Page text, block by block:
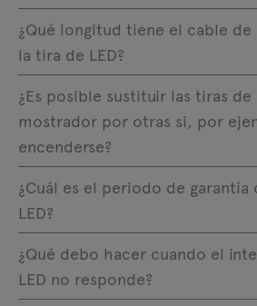
¿Qué longitud tiene el cable
la tira de LED?
¿Es posible sustituir las tiras de
mostrador por otras si, por
encenderse?
¿Cuál es el periodo de garantía
LED?
¿Qué debo hacer cuando el
LED no responde?